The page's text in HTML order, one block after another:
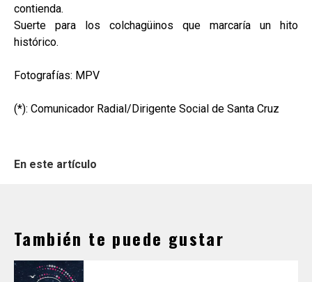
contienda.
Suerte para los colchagüinos que marcaría un hito
histórico.
Fotografías: MPV
(*): Comunicador Radial/Dirigente Social de Santa Cruz
En este artículo
También te puede gustar